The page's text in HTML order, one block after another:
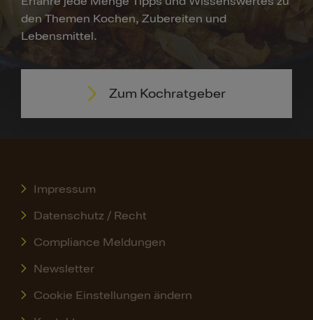
den Themen Kochen, Zubereiten und
Lebensmittel.
Zum Kochratgeber
Impressum
Datenschutz / Recht
Compliance Meldungen
Newsletter
Cookie Einstellungen ändern